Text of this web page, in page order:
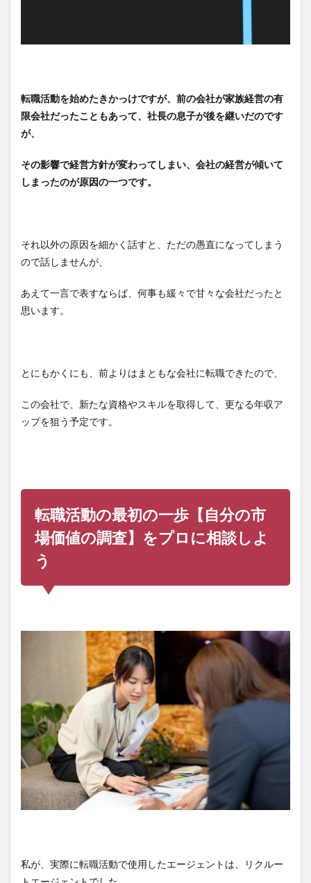
転職活動を始めたきかっけですが、前の会社が家族経営の有
限会社だったこともあって、社長の息子が後を継いだのです
が、
その影響で経営方針が変わってしまい、会社の経営が傾いて
しまったのが原因の一つです。
それ以外の原因を細かく話すと、ただの愚直になってしまう
ので話しませんが、
あえて一言で表すならば、何事も緩々で甘々な会社だったと
思います。
とにもかくにも、前よりはまともな会社に転職できたので、
この会社で、新たな資格やスキルを取得して、更なる年収ア
ップを狙う予定です。
転職活動の最初の一歩【自分の市
場価値の調査】をプロに相談しよ
う
私が、実際に転職活動で使用したエージェントは、リクルー